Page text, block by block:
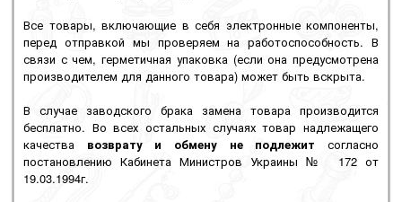
Все товары, включающие в себя электронные компоненты,
перед отправкой мы проверяем на работоспособность. В
связи с чем, герметичная упаковка (если она предусмотрена
производителем для данного товара) может быть вскрыта.
В случае заводского брака замена товара производится
бесплатно. Во всех остальных случаях товар надлежащего
качества возврату и обмену не подлежит согласно
постановлению Кабинета Министров Украины № 172 от
19.03.1994г.